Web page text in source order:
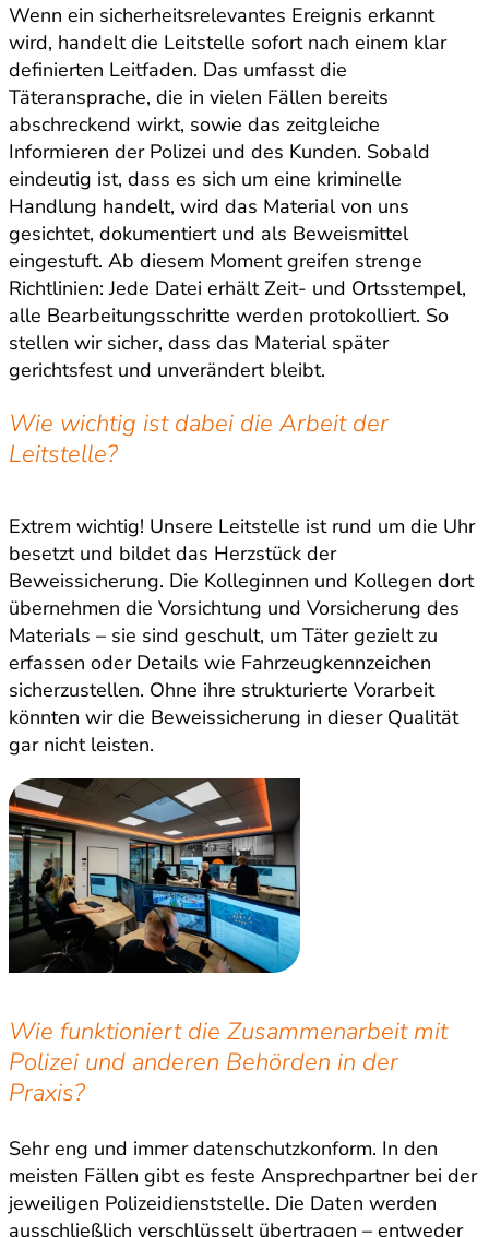
Wenn ein sicherheitsrelevantes Ereignis erkannt
wird, handelt die Leitstelle sofort nach einem klar
definierten Leitfaden. Das umfasst die
Täteransprache, die in vielen Fällen bereits
abschreckend wirkt, sowie das zeitgleiche
Informieren der Polizei und des Kunden. Sobald
eindeutig ist, dass es sich um eine kriminelle
Handlung handelt, wird das Material von uns
gesichtet, dokumentiert und als Beweismittel
eingestuft. Ab diesem Moment greifen strenge
Richtlinien: Jede Datei erhält Zeit- und Ortsstempel,
alle Bearbeitungsschritte werden protokolliert. So
stellen wir sicher, dass das Material später
gerichtsfest und unverändert bleibt.
Wie wichtig ist dabei die Arbeit der
Leitstelle?
Extrem wichtig! Unsere Leitstelle ist rund um die Uhr
besetzt und bildet das Herzstück der
Beweissicherung. Die Kolleginnen und Kollegen dort
übernehmen die Vorsichtung und Vorsicherung des
Materials – sie sind geschult, um Täter gezielt zu
erfassen oder Details wie Fahrzeugkennzeichen
sicherzustellen. Ohne ihre strukturierte Vorarbeit
könnten wir die Beweissicherung in dieser Qualität
gar nicht leisten.
Wie funktioniert die Zusammenarbeit mit
Polizei und anderen Behörden in der
Praxis?
Sehr eng und immer datenschutzkonform. In den
meisten Fällen gibt es feste Ansprechpartner bei der
jeweiligen Polizeidienststelle. Die Daten werden
ausschließlich verschlüsselt übertragen – entweder